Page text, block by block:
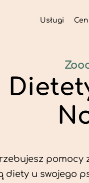
Usługi
pomocy
diety u swojego